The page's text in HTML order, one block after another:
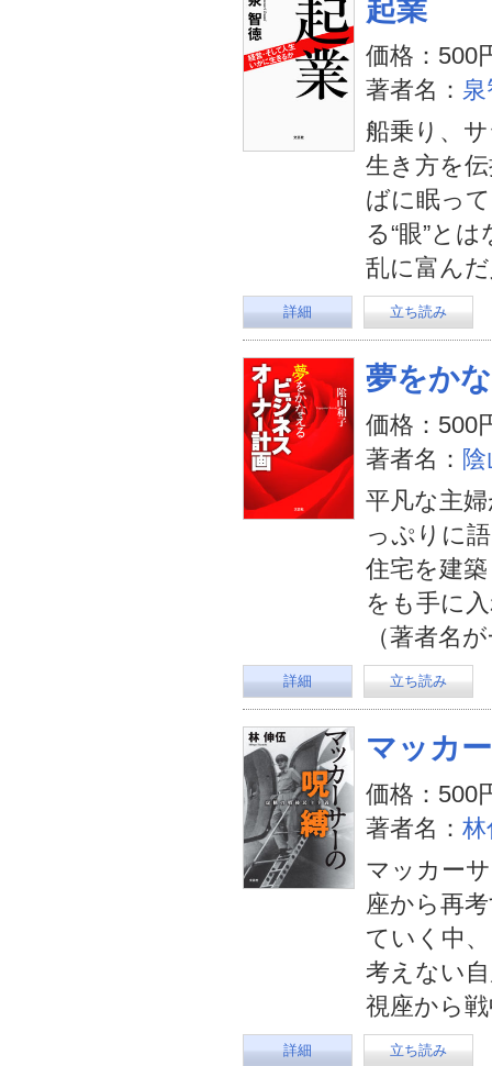
起業
価格：500
著者名：
船乗り、
生き方を
ばに眠っ
る“眼”と
乱に富ん
詳細 立ち読み
夢をか
価格：500
著者名：
平凡な主
っぷりに
住宅を建
をも手に
（著者名
詳細 立ち読み
マッカ
価格：500
著者名： 林
マッカー
座から再
ていく中
考えない
視座から
詳細 立ち読み